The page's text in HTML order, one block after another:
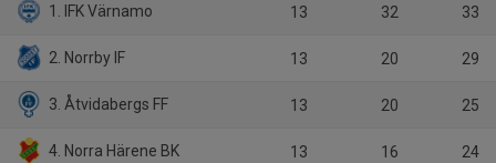
1. IFK Värnamo 13 32 33
2. Norrby IF 13 20 29
3. Åtvidabergs FF 13 20 25
4. Norra Härene BK 13 16 24